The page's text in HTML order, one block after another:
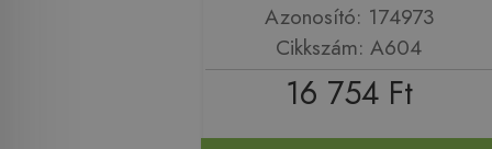
Azonosító: 174973
Cikkszám: A604
16 754 Ft